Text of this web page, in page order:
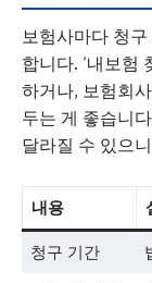
보험사마다 청
합니다. ‘내보험
하거나, 보험회
두는 게 좋습니
달라질 수 있으
내용
청구 기간